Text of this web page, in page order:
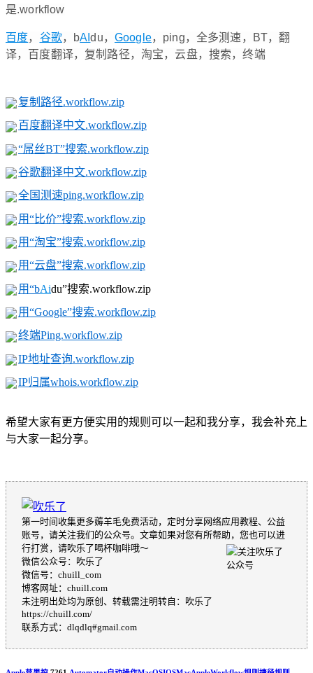
是.workflow
百度， 谷歌，bAIdu， Google，ping，全多测速，BT，翻
译，百度翻译，复制路径，淘宝，云盘，搜索，终端
复制路径.workflow.zip
百度翻译中文.workflow.zip
“屌丝BT”搜索.workflow.zip
谷歌翻译中文.workflow.zip
全国测速ping.workflow.zip
用“比价”搜索.workflow.zip
用“淘宝”搜索.workflow.zip
用“云盘”搜索.workflow.zip
用“bAidu”搜索.workflow.zip
用“Google”搜索.workflow.zip
终端Ping.workflow.zip
IP地址查询.workflow.zip
IP归属whois.workflow.zip
希望大家有更方便实用的规则可以一起和我分享，我会补充上
与大家一起分享。
第一时间收集更多薅羊毛免费活动，定时分享网络应用教程、公益
账号，请关注我们的公众号。文章如果对您有所帮助，您也可以进
行打赏，请吹乐了喝杯咖啡哦～
微信公众号：吹乐了
微信号：chuill_com
博客网址：chuill.com
未注明出处均为原创、转载需注明转自：吹乐了
https://chuill.com/
联系方式：dlqdlq#gmail.com